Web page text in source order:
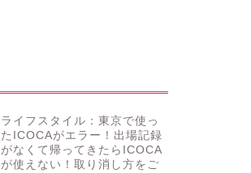
ライフスタイル：東京で使っ
たICOCAがエラー！出場記録
がなくて帰ってきたらICOCA
が使えない！取り消し方をご